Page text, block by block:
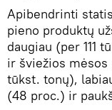
Apibendrinti
pieno produktų
daugiau (per 111
ir šviežios mėsos
tūkst. tonų),
(48 proc.) ir